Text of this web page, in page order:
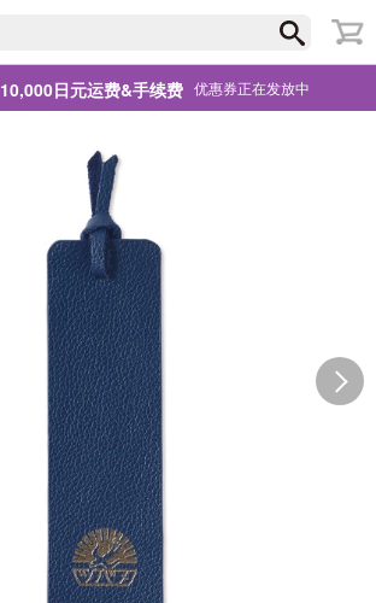
10,000日元运费&手续费 优惠券正在发放中